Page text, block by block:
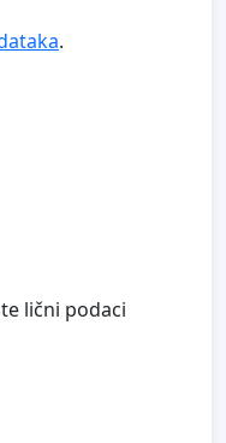
.
lični podaci